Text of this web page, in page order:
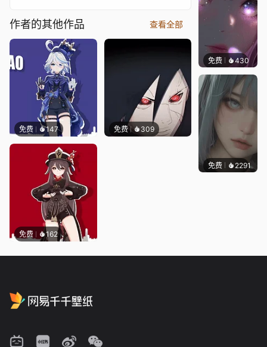
作者的其他作品 查看全部
免费 147 免费 309
免费 162
免费 430辰东
免费 2291辰东